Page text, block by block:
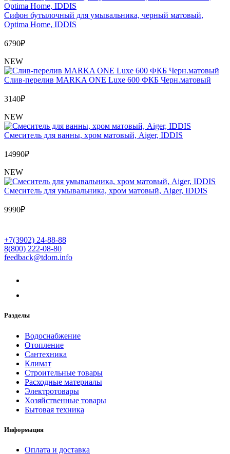
Сифон бутылочный для умывальника, черный матовый,
Optima Home, IDDIS
6790₽
NEW
Слив-перелив MARKA ONE Luxe 600 ФКБ Черн.матовый
3140₽
NEW
Cмеситель для ванны, хром матовый, Aiger, IDDIS
14990₽
NEW
Cмеситель для умывальника, хром матовый, Aiger, IDDIS
9990₽
+7(3902) 24-88-88
8(800) 222-08-80
feedback@tdom.info
Разделы
Водоснабжение
Отопление
Сантехника
Климат
Строительные товары
Расходные материалы
Электротовары
Хозяйственные товары
Бытовая техника
Информация
Оплата и доставка